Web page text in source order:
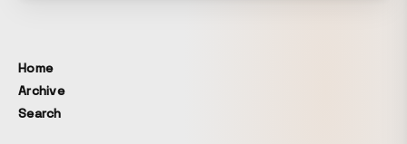
Hebe Tien、Aaron Yan、Jesse Tang、Ray Du、Crown Du
を招き、食べ物の他にも、懐中電灯やメモリーカード、さら
Home
Archive
Search